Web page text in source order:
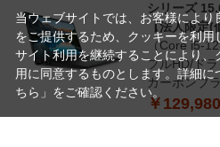
シリーズ
【法人限定(
（Core i5-
フルHD/ド
カーボンブ
￥
当ウェブサイトでは、お客様により
をご提供するため、クッキーを利用
サイト利用を継続することにより、
用に同意するものとします。詳細に
ちら 」をご確認ください。